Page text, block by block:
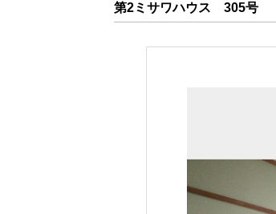
第2ミサワハウス 305号